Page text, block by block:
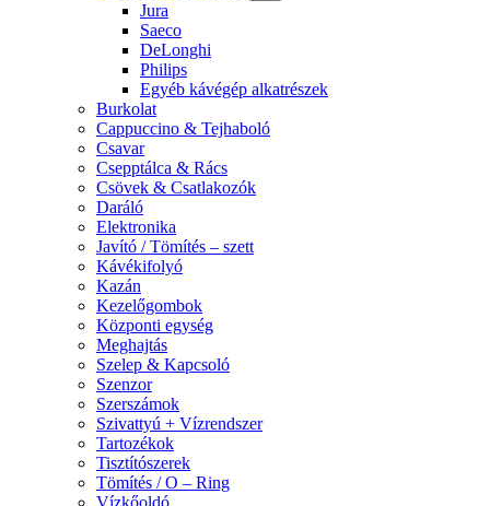
Jura
Saeco
DeLonghi
Philips
Egyéb kávégép alkatrészek
Burkolat
Cappuccino & Tejhaboló
Csavar
Csepptálca & Rács
Csövek & Csatlakozók
Daráló
Elektronika
Javító / Tömítés – szett
Kávékifolyó
Kazán
Kezelőgombok
Központi egység
Meghajtás
Szelep & Kapcsoló
Szenzor
Szerszámok
Szivattyú + Vízrendszer
Tartozékok
Tisztítószerek
Tömítés / O – Ring
Vízkőoldó